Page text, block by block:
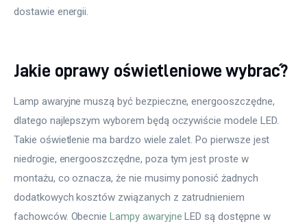
dostawie energii.
Jakie oprawy oświetleniowe wybrać?
Lamp awaryjne muszą być bezpieczne, energooszczędne,
dlatego najlepszym wyborem będą oczywiście modele LED.
Takie oświetlenie ma bardzo wiele zalet. Po pierwsze jest
niedrogie, energooszczędne, poza tym jest proste w
montażu, co oznacza, że nie musimy ponosić żadnych
dodatkowych kosztów związanych z zatrudnieniem
fachowców. Obecnie Lampy awaryjne LED są dostępne w